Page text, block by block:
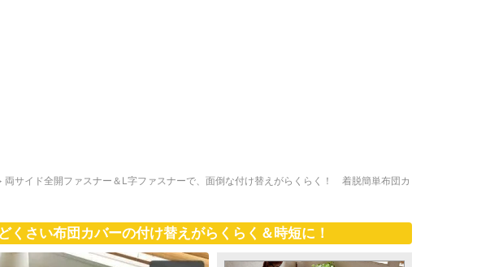
両サイド全開ファスナー＆L字ファスナーで、面倒な付け替えがらくらく！ 着脱簡単布団カ
くさい布団カバーの付け替えがらくらく＆時短に！